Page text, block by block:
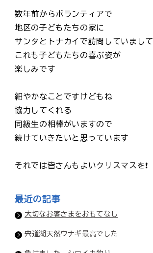
数年前からボランティアで
地区の子どもたちの家に
サンタとトナカイで訪問していまして
これも子どもたちの喜ぶ姿が
楽しみです
細やかなことですけどもね
協力してくれる
同級生の相棒がいますので
続けていきたいと思っています
それでは皆さんもよいクリスマスを❗
最近の記事
大切なお客さまをおもてなし
宍道湖天然ウナギ最高でした